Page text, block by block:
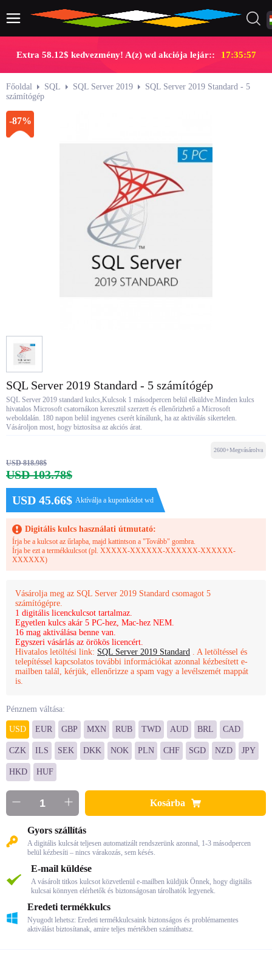
Extra 58.12$ kedvezmény! A(z) wd akciója lejár:: 17:35:57
Főoldal SQL SQL Server 2019
SQL Server 2019 Standard - 5
számítógép
-87%
SQL Server 2019 Standard - 5 számítógép
SQL Server 2019 standard kulcs,Kulcsok 1 másodpercen belül elküldve.Minden kulcs
hivatalos Microsoft csatornákon keresztül szerzett és ellenőrizhető a Microsoft
weboldalán. 180 napon belül ingyenes cserét kínálunk, ha az aktiválás sikertelen.
Vásároljon most, hogy biztosítsa az akciós árat.
USD 818.98$
USD 103.78$
USD 45.66$ Aktíválja a kuponkódot wd
2600+Megvásárolva
Digitális kulcs használati útmutató:
Írja be a kulcsot az űrlapba, majd kattintson a "Tovább" gombra.
Írja be ezt a termékkulcsot (pl. XXXXX-XXXXXX-XXXXXX-XXXXXX-
XXXXXX)
Vásárolja meg az SQL Server 2019 Standard csomagot 5
számítógépre.
1 digitális licenckulcsot tartalmaz.
Egyetlen kulcs akár 5 PC-hez, Mac-hez NEM.
16 mag aktiválása benne van.
Egyszeri vásárlás az örökös licencért.
Hivatalos letöltési link: SQL Server 2019 Standard . A letöltéssel és
telepítéssel kapcsolatos további információkat azonnal kézbesített e-
mailben talál, kérjük, ellenőrizze a spam vagy a levélszemét mappát
is.
Pénznem váltása:
USD EUR GBP MXN RUB TWD AUD BRL CAD
CZK ILS SEK DKK NOK PLN CHF SGD NZD JPY
HKD HUF
Kosárba
Gyors szállítás
A digitális kulcsát teljesen automatizált rendszerünk azonnal, 1-3 másodpercen
belül kézbesíti – nincs várakozás, sem késés.
E-mail küldése
A vásárolt titkos kulcsot közvetlenül e-mailben küldjük Önnek, hogy digitális
kulcsai könnyen elérhetők és biztonságosan tárolhatók legyenek.
Eredeti termékkulcs
Nyugodt lehetsz: Eredeti termékkulcsaink biztonságos és problémamentes
aktiválást biztosítanak, amire teljes mértékben számíthatsz.